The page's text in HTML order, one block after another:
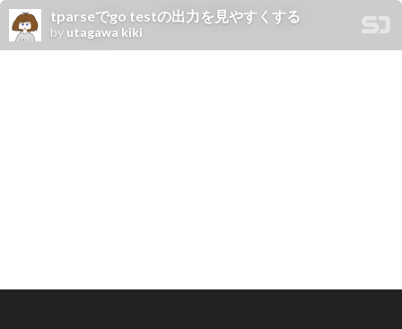
tparseでgo testの出力を見やすくする
by utagawa kiki